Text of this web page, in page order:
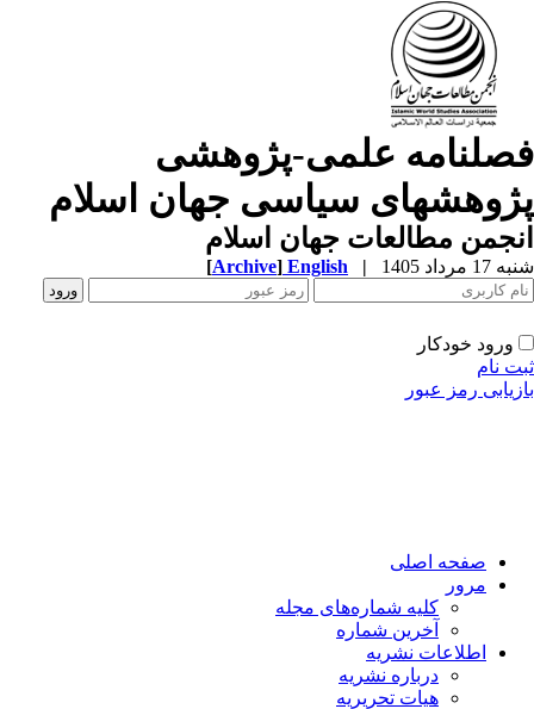
علمی-پژوهشی
سیاسی جهان اسلام
مطالعات جهان اسلام
مرداد 1405 |
English
[Archive]
ورود خودکار
نام
رمز عبور
صفحه اصلی
مرور
کلیه شماره‌های مجله
آخرین شماره
اطلاعات نشریه
درباره نشریه
هیات تحریریه